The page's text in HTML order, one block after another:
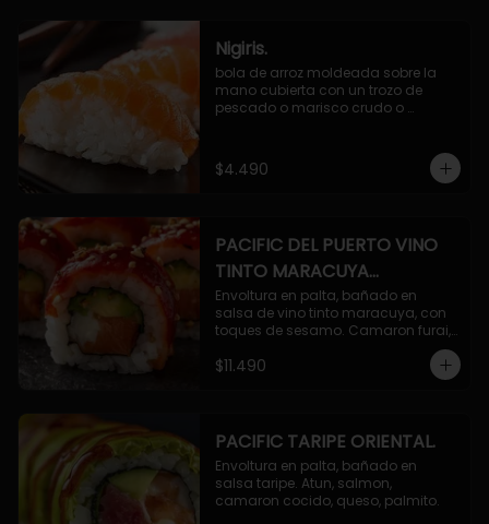
Nigiris.
bola de arroz moldeada sobre la
mano cubierta con un trozo de
pescado o marisco crudo o
$4.490
PACIFIC DEL PUERTO VINO
TINTO MARACUYA
ORIENTAL.
Envoltura en palta, bañado en
salsa de vino tinto maracuya, con
toques de sesamo. Camaron furai,
$11.490
PACIFIC TARIPE ORIENTAL.
Envoltura en palta, bañado en
salsa taripe. Atun, salmon,
camaron cocido, queso, palmito.